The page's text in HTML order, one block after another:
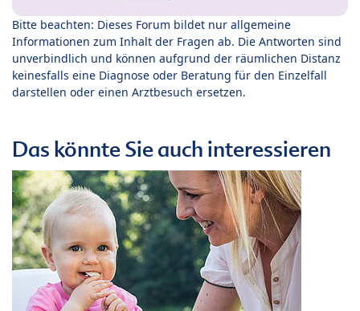
Bitte beachten: Dieses Forum bildet nur allgemeine
Informationen zum Inhalt der Fragen ab. Die Antworten sind
unverbindlich und können aufgrund der räumlichen Distanz
keinesfalls eine Diagnose oder Beratung für den Einzelfall
darstellen oder einen Arztbesuch ersetzen.
Das könnte Sie auch interessieren